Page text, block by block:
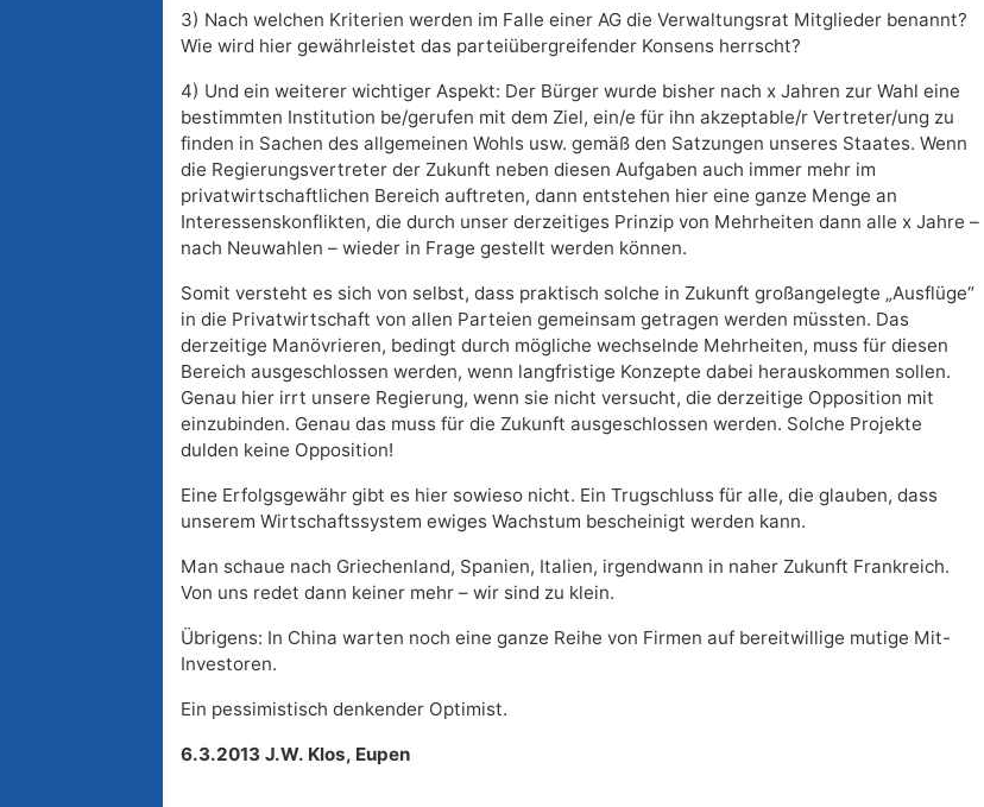
3) Nach welchen Kriterien werden im Falle einer AG die Verwaltungsrat Mitglieder benannt?
Wie wird hier gewährleistet das parteiübergreifender Konsens herrscht?
4) Und ein weiterer wichtiger Aspekt: Der Bürger wurde bisher nach x Jahren zur Wahl eine
bestimmten Institution be/gerufen mit dem Ziel, ein/e für ihn akzeptable/r Vertreter/ung zu
finden in Sachen des allgemeinen Wohls usw. gemäß den Satzungen unseres Staates. Wenn
die Regierungsvertreter der Zukunft neben diesen Aufgaben auch immer mehr im
privatwirtschaftlichen Bereich auftreten, dann entstehen hier eine ganze Menge an
Interessenskonflikten, die durch unser derzeitiges Prinzip von Mehrheiten dann alle x Jahre –
nach Neuwahlen – wieder in Frage gestellt werden können.
Somit versteht es sich von selbst, dass praktisch solche in Zukunft großangelegte „Ausflüge“
in die Privatwirtschaft von allen Parteien gemeinsam getragen werden müssten. Das
derzeitige Manövrieren, bedingt durch mögliche wechselnde Mehrheiten, muss für diesen
Bereich ausgeschlossen werden, wenn langfristige Konzepte dabei herauskommen sollen.
Genau hier irrt unsere Regierung, wenn sie nicht versucht, die derzeitige Opposition mit
einzubinden. Genau das muss für die Zukunft ausgeschlossen werden. Solche Projekte
dulden keine Opposition!
Eine Erfolgsgewähr gibt es hier sowieso nicht. Ein Trugschluss für alle, die glauben, dass
unserem Wirtschaftssystem ewiges Wachstum bescheinigt werden kann.
Man schaue nach Griechenland, Spanien, Italien, irgendwann in naher Zukunft Frankreich.
Von uns redet dann keiner mehr – wir sind zu klein.
Übrigens: In China warten noch eine ganze Reihe von Firmen auf bereitwillige mutige Mit-
Investoren.
Ein pessimistisch denkender Optimist.
6.3.2013 J.W. Klos, Eupen